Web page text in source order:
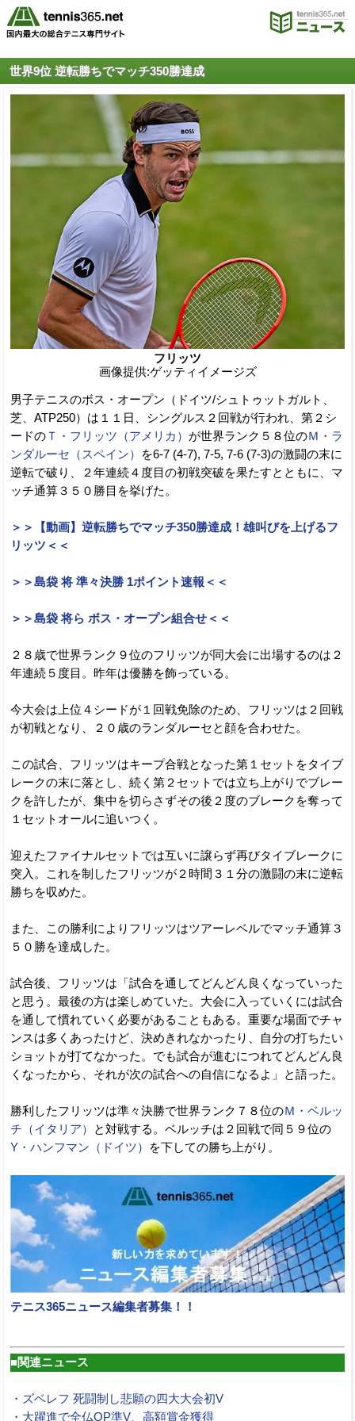
世界9位 逆転勝ちでマッチ350勝達成
フリッツ
画像提供:ゲッティイメージズ
男子テニスのボス・オープン（ドイツ/シュトゥットガルト、
芝、ATP250）は１１日、シングルス２回戦が行われ、第２シ
ードの Ｔ・フリッツ（アメリカ） が世界ランク５８位のＭ・ラ
ンダルーセ（スペイン）
を6-7 (4-7), 7-5, 7-6 (7-3)の激闘の末に
逆転で破り、２年連続４度目の初戦突破を果たすとともに、マ
ッチ通算３５０勝目を挙げた。
＞＞【動画】逆転勝ちでマッチ350勝達成！雄叫びを上げるフ
リッツ＜＜
＞＞島袋 将 準々決勝 1ポイント速報＜＜
＞＞島袋 将ら ボス・オープン組合せ＜＜
２８歳で世界ランク９位のフリッツが同大会に出場するのは２
年連続５度目。昨年は優勝を飾っている。
今大会は上位４シードが１回戦免除のため、フリッツは２回戦
が初戦となり、２０歳のランダルーセと顔を合わせた。
この試合、フリッツはキープ合戦となった第１セットをタイブ
レークの末に落とし、続く第２セットでは立ち上がりでブレー
クを許したが、集中を切らさずその後２度のブレークを奪って
１セットオールに追いつく。
迎えたファイナルセットでは互いに譲らず再びタイブレークに
突入。これを制したフリッツが２時間３１分の激闘の末に逆転
勝ちを収めた。
また、この勝利によりフリッツはツアーレベルでマッチ通算３
５０勝を達成した。
試合後、フリッツは「試合を通してどんどん良くなっていった
と思う。最後の方は楽しめていた。大会に入っていくには試合
を通して慣れていく必要があることもある。重要な場面でチャ
ンスは多くあったけど、決めきれなかったり、自分の打ちたい
ショットが打てなかった。でも試合が進むにつれてどんどん良
くなったから、それが次の試合への自信になるよ」と語った。
勝利したフリッツは準々決勝で世界ランク７８位のＭ・ベルッ
チ（イタリア）
と対戦する。ベルッチは２回戦で同５９位の
Y・ハンフマン（ドイツ）
を下しての勝ち上がり。
テニス365ニュース編集者募集！！
■関連ニュース
・ズベレフ 死闘制し悲願の四大大会初V
・大躍進で全仏OP準V、高額賞金獲得